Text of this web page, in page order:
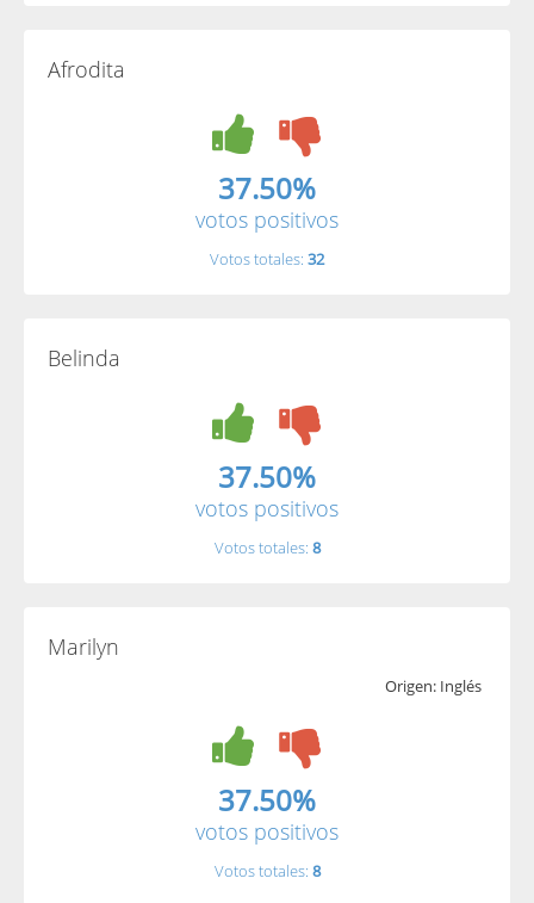
Afrodita
37.50%
votos positivos
Votos totales: 32
Belinda
37.50%
votos positivos
Votos totales: 8
Marilyn
Origen: Inglés
37.50%
votos positivos
Votos totales: 8